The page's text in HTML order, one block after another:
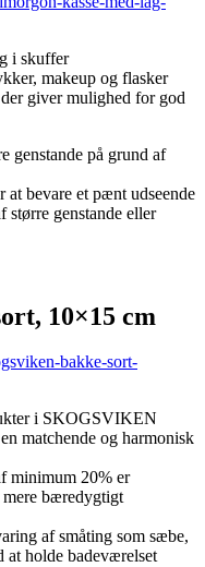
i skuffer
makeup og flasker
giver mulighed for god
genstande på grund af
bevare et pænt udseende
større genstande eller
10×15 cm
bakke-sort-
i SKOGSVIKEN
matchende og harmonisk
minimum 20% er
bæredygtigt
af småting som sæbe,
holde badeværelset